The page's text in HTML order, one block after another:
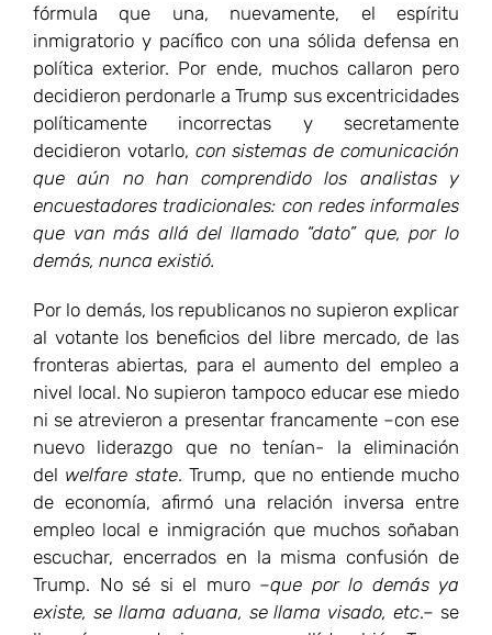
fórmula que una, nuevamente, el espíritu
inmigratorio y pacífico con una sólida defensa en
política exterior. Por ende, muchos callaron pero
decidieron perdonarle a Trump sus excentricidades
políticamente incorrectas y secretamente
decidieron votarlo, con sistemas de comunicación
que aún no han comprendido los analistas y
encuestadores tradicionales: con redes informales
que van más allá del llamado “dato” que, por lo
demás, nunca existió.
Por lo demás, los republicanos no supieron explicar
al votante los beneficios del libre mercado, de las
fronteras abiertas, para el aumento del empleo a
nivel local. No supieron tampoco educar ese miedo
ni se atrevieron a presentar francamente –con ese
nuevo liderazgo que no tenían- la eliminación
del welfare state. Trump, que no entiende mucho
de economía, afirmó una relación inversa entre
empleo local e inmigración que muchos soñaban
escuchar, encerrados en la misma confusión de
Trump. No sé si el muro –que por lo demás ya
existe, se llama aduana, se llama visado, etc.– se